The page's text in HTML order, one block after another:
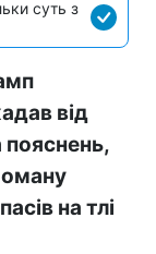
суть з
від
пояснень,
оману
на тлі